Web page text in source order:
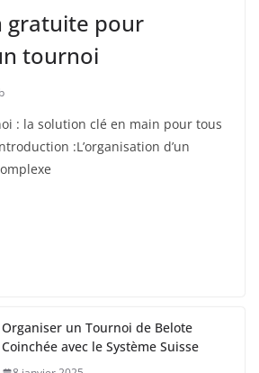
gratuite pour
tournoi
: la solution clé en main pour tous
:L’organisation d’un
Organiser un Tournoi de Belote
Coinchée avec le Système Suisse